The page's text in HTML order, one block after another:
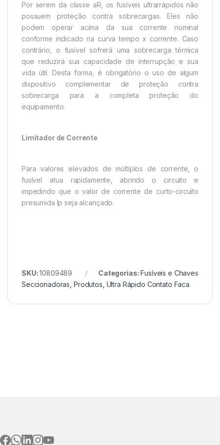
Por serem da classe aR, os fusíveis ultrarrápidos não
possuem proteção contra sobrecargas. Eles não
podem operar acima da sua corrente nominal
conforme indicado na curva tempo x corrente. Caso
contrário, o fusível sofrerá uma sobrecarga térmica
que reduzirá sua capacidade de interrupção e sua
vida útil. Desta forma, é obrigatório o uso de algum
dispositivo complementar de proteção contra
sobrecarga para a completa proteção do
equipamento.
Limitador de Corrente
Para valores elevados de múltiplos de corrente, o
fusível atua rapidamente, abrindo o circuito e
impedindo que o valor de corrente de curto-circuito
presumida Ip seja alcançado.
SKU:10809489 Categorias:Fusíveis e Chaves
Seccionadoras Produtos Ultra Rápido Contato Faca